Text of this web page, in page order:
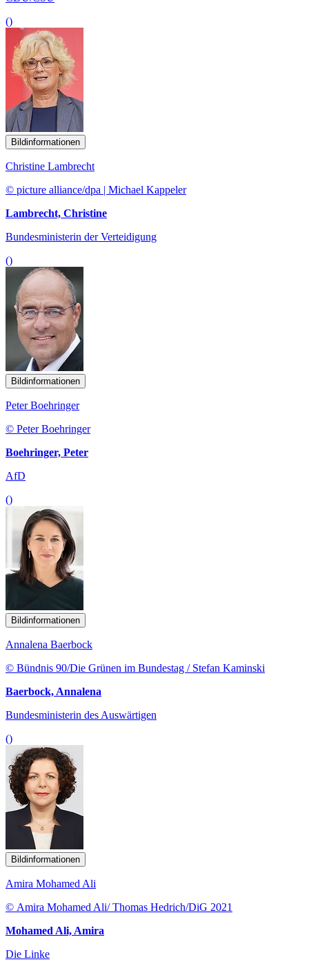
()
Bildinformationen
Christine Lambrecht
© picture alliance/dpa | Michael Kappeler
Lambrecht, Christine
Bundesministerin der Verteidigung
()
Bildinformationen
Peter Boehringer
© Peter Boehringer
Boehringer, Peter
AfD
()
Bildinformationen
Annalena Baerbock
© Bündnis 90/Die Grünen im Bundestag / Stefan Kaminski
Baerbock, Annalena
Bundesministerin des Auswärtigen
()
Bildinformationen
Amira Mohamed Ali
© Amira Mohamed Ali/ Thomas Hedrich/DiG 2021
Mohamed Ali, Amira
Die Linke